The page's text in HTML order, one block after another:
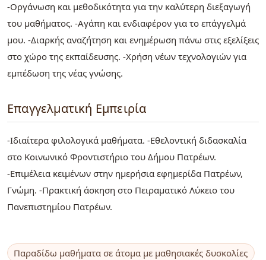
-Οργάνωση και μεθοδικότητα για την καλύτερη διεξαγωγή
του μαθήματος. -Αγάπη και ενδιαφέρον για το επάγγελμά
μου. -Διαρκής αναζήτηση και ενημέρωση πάνω στις εξελίξεις
στο χώρο της εκπαίδευσης. -Χρήση νέων τεχνολογιών για
εμπέδωση της νέας γνώσης.
Επαγγελματική Εμπειρία
-Ιδιαίτερα φιλολογικά μαθήματα. -Εθελοντική διδασκαλία
στο Κοινωνικό Φροντιστήριο του Δήμου Πατρέων.
-Επιμέλεια κειμένων στην ημερήσια εφημερίδα Πατρέων,
Γνώμη. -Πρακτική άσκηση στο Πειραματικό Λύκειο του
Πανεπιστημίου Πατρέων.
Παραδίδω μαθήματα σε άτομα με μαθησιακές δυσκολίες